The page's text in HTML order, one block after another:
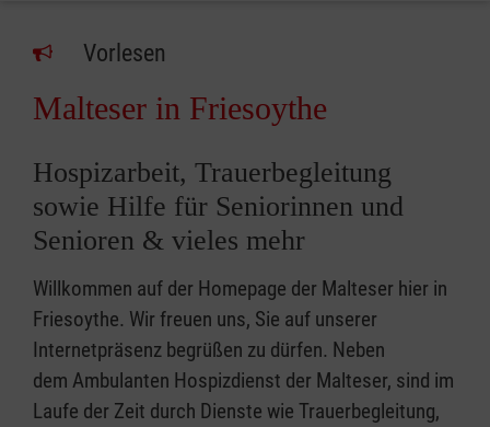
Vorlesen
Malteser in Friesoythe
Hospizarbeit, Trauerbegleitung
sowie Hilfe für Seniorinnen und
Senioren & vieles mehr
Willkommen auf der Homepage der Malteser hier in
Friesoythe. Wir freuen uns, Sie auf unserer
Internetpräsenz begrüßen zu dürfen. Neben
dem Ambulanten Hospizdienst der Malteser, sind im
Laufe der Zeit durch Dienste wie Trauerbegleitung,